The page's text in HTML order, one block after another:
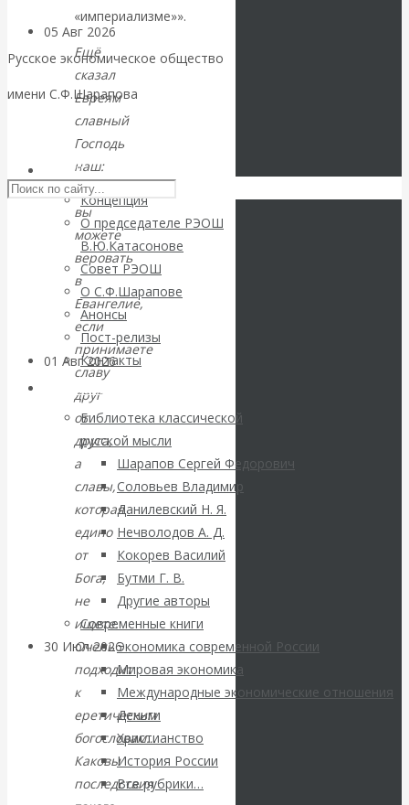
Русское экономическое общество
имени С.Ф.Шарапова
Skip to content
РЭОШ
Концепция
О председателе РЭОШ
В.Ю.Катасонове
Совет РЭОШ
О С.Ф.Шарапове
Анонсы
Пост-релизы
Контакты
Библиотека
Библиотека классической
русской мысли
Шарапов Сергей Федорович
Соловьев Владимир
Данилевский Н. Я.
Нечволодов А. Д.
Кокорев Василий
Бутми Г. В.
Другие авторы
Современные книги
Экономика современной России
Мировая экономика
Международные экономические отношения
Деньги
Христианство
История России
Все рубрики…
05 Авг 2026
Валентин
Катасонов. Еще
раз на тему
блокировки
банковских
счетов
01 Авг 2026Геополитика
ВАлентин
Катасонов.
Саммит НАТО в
Турции: Drang
nach Osten
30 Июл 2026Банки
Валентин
Катасонов. Кто
определяет
«империализме»».
Ещё
сказал
Евреям
славный
Господь
наш:
Как
вы
можете
веровать
в
Евангелие,
если
принимаете
славу
друг
от
друга,
а
славы,
которая
едино
от
Бога,
не
ищете.
Очень
подходит
к
еретическим
богословам…
Каковы
последствия